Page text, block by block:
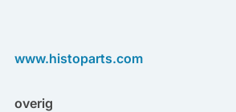
www.histoparts.com
overig